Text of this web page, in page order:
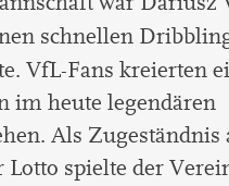
schnellen
VfL-Fans kreierten
im heute legendären
Als Zugeständnis
spielte der